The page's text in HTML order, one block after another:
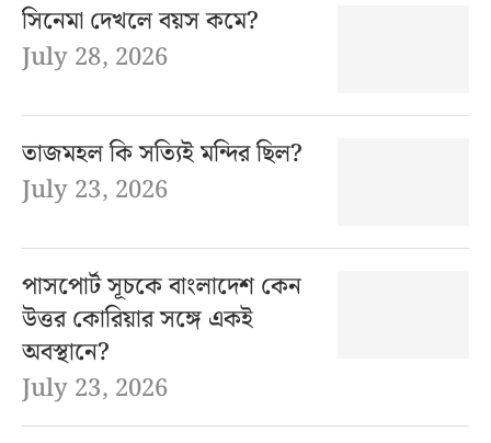
সিনেমা দেখলে বয়স কমে?
July 28, 2026
তাজমহল কি সত্যিই মন্দির ছিল?
July 23, 2026
পাসপোর্ট সূচকে বাংলাদেশ কেন
উত্তর কোরিয়ার সঙ্গে একই
অবস্থানে?
July 23, 2026